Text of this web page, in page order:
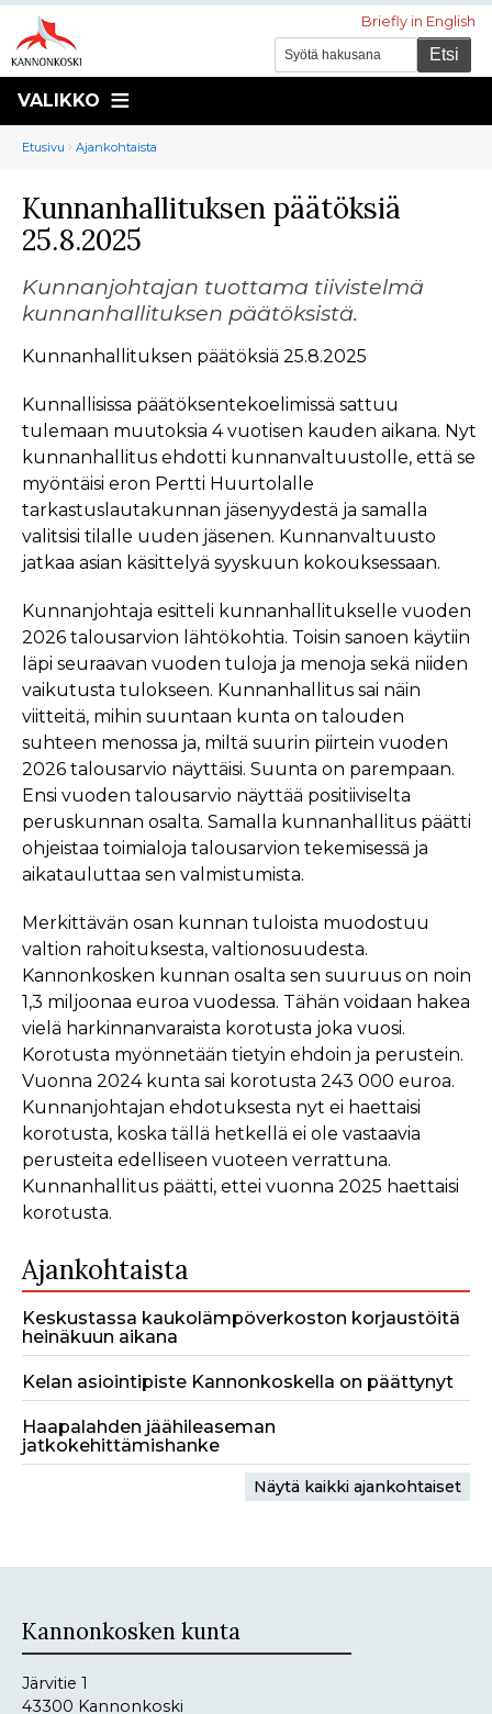
Briefly in English
VALIKKO
Murupolku
You
here:
Etusivu Ajankohtaista
Kunnanhallituksen päätöksiä
25.8.2025
Kunnanjohtajan tuottama tiivistelmä
kunnanhallituksen päätöksistä.
Kunnanhallituksen päätöksiä 25.8.2025
Kunnallisissa päätöksentekoelimissä sattuu
tulemaan muutoksia 4 vuotisen kauden aikana. Nyt
kunnanhallitus ehdotti kunnanvaltuustolle, että se
myöntäisi eron Pertti Huurtolalle
tarkastuslautakunnan jäsenyydestä ja samalla
valitsisi tilalle uuden jäsenen. Kunnanvaltuusto
jatkaa asian käsittelyä syyskuun kokouksessaan.
Kunnanjohtaja esitteli kunnanhallitukselle vuoden
2026 talousarvion lähtökohtia. Toisin sanoen käytiin
läpi seuraavan vuoden tuloja ja menoja sekä niiden
vaikutusta tulokseen. Kunnanhallitus sai näin
viitteitä, mihin suuntaan kunta on talouden
suhteen menossa ja, miltä suurin piirtein vuoden
2026 talousarvio näyttäisi. Suunta on parempaan.
Ensi vuoden talousarvio näyttää positiiviselta
peruskunnan osalta. Samalla kunnanhallitus päätti
ohjeistaa toimialoja talousarvion tekemisessä ja
aikatauluttaa sen valmistumista.
Merkittävän osan kunnan tuloista muodostuu
valtion rahoituksesta, valtionosuudesta.
Kannonkosken kunnan osalta sen suuruus on noin
1,3 miljoonaa euroa vuodessa. Tähän voidaan hakea
vielä harkinnanvaraista korotusta joka vuosi.
Korotusta myönnetään tietyin ehdoin ja perustein.
Vuonna 2024 kunta sai korotusta 243 000 euroa.
Kunnanjohtajan ehdotuksesta nyt ei haettaisi
korotusta, koska tällä hetkellä ei ole vastaavia
perusteita edelliseen vuoteen verrattuna.
Kunnanhallitus päätti, ettei vuonna 2025 haettaisi
korotusta.
Ajankohtaista
Keskustassa kaukolämpöverkoston korjaustöitä
heinäkuun aikana
Kelan asiointipiste Kannonkoskella on päättynyt
Haapalahden jäähileaseman
jatkokehittämishanke
Näytä kaikki ajankohtaiset
Kannonkosken kunta
Järvitie 1
43300 Kannonkoski